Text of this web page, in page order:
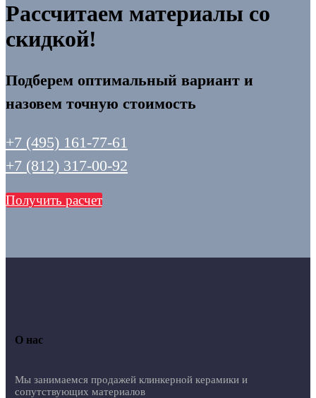
Рассчитаем материалы со
скидкой!
Подберем оптимальный вариант и
назовем точную стоимость
+7 (495) 161-77-61
+7 (812) 317-00-92
Получить расчет
О нас
Мы занимаемся продажей клинкерной керамики и
сопутствующих материалов